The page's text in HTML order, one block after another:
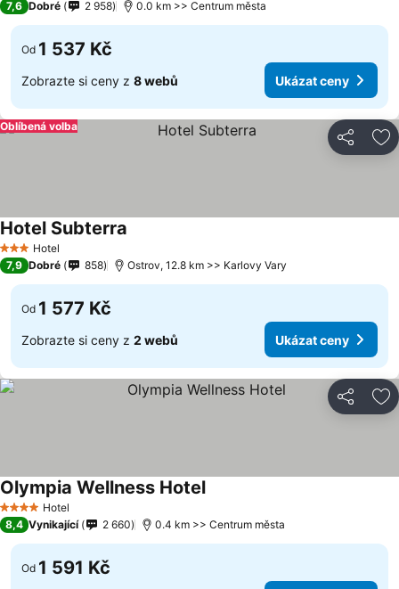
7,6 Dobré 2 958 0.0 km >> Centrum města
Od 1 537 Kč
Zobrazte si ceny z 8 webů Ukázat ceny
Sdílet
Oblíbená volba
3 Počet hvězdiček
Hotel
Hotel Subterra
7,9 Dobré 858 Ostrov, 12.8 km >> Karlovy Vary
Od 1 577 Kč
Zobrazte si ceny z 2 webů Ukázat ceny
Sdílet
4 Počet hvězdiček
Hotel
Olympia Wellness Hotel
8,4 Vynikající 2 660 0.4 km >> Centrum města
Od 1 591 Kč